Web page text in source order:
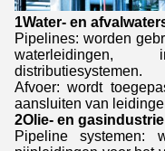
1Water- en
Pipelines: worden
distributiesystemen.
Afvoer: wordt
aansluiten van
2Olie- en gasindustrie
Pipeline systemen: